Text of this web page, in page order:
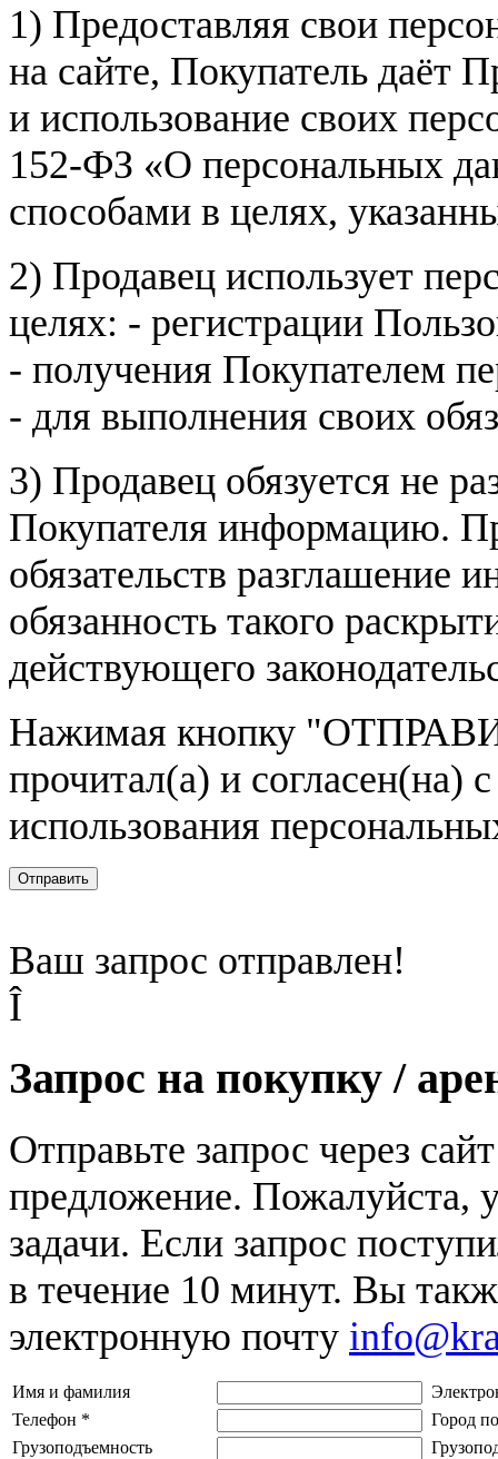
1) Предоставляя свои
на сайте, Покупатель даёт
и использование своих
152-ФЗ «О персональных
способами в целях,
2) Продавец использует
целях: - регистрации
- получения Покупателем
- для выполнения своих
3) Продавец обязуется не
Покупателя информацию.
обязательств разглашение
обязанность такого
действующего
Нажимая кнопку
прочитал(а) и согласен(на)
использования
Отправить
Ваш запрос отправлен!
Î
Запрос на покупку /
Отправьте запрос через
предложение. Пожалуйста,
задачи. Если запрос
в течение 10 минут. Вы
электронную почту
Имя и фамилия
Телефон *
Город
Грузоподъемность